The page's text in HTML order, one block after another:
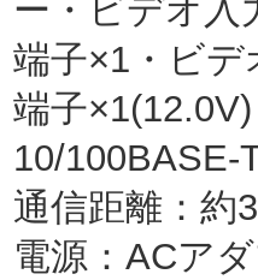
ー・ビデオ入
端子×1・ビデ
端子
10/
通信距離：約
電源：ACア